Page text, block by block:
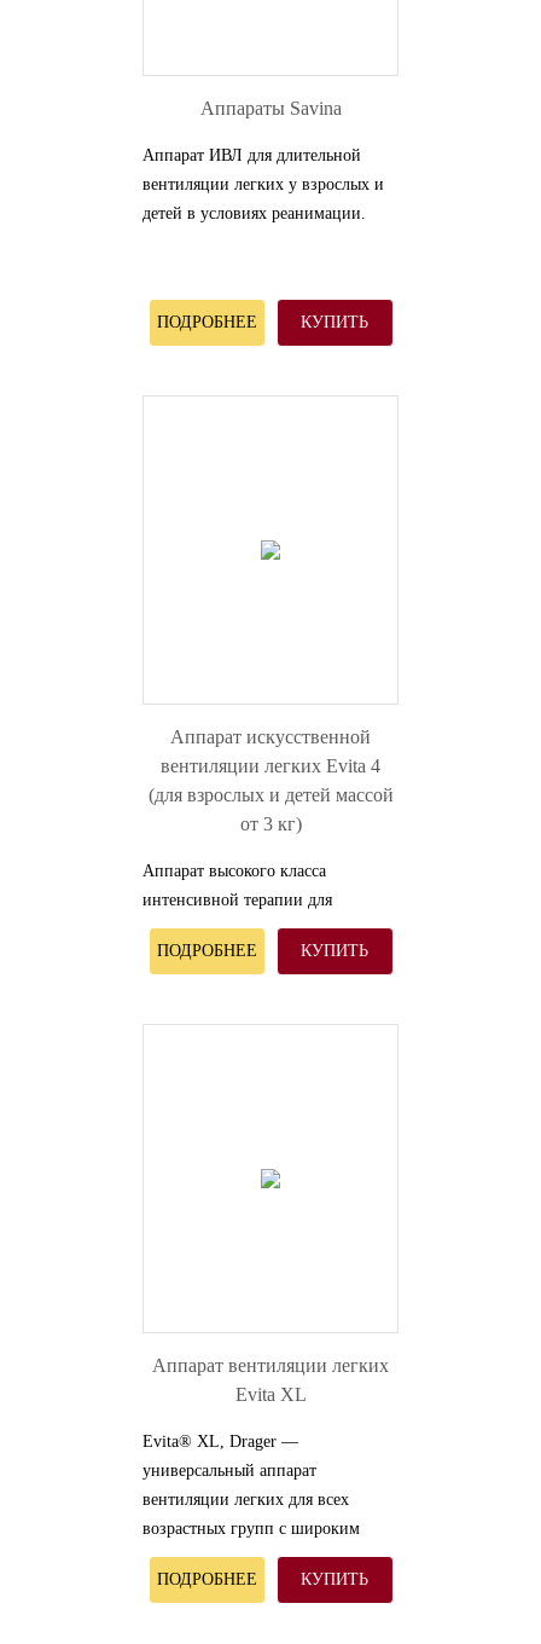
Аппараты Savina
Аппарат ИВЛ для длительной
вентиляции легких у взрослых и
детей в условиях реанимации.
ПОДРОБНЕЕ КУПИТЬ
Аппарат искусственной
вентиляции легких Evita 4
(для взрослых и детей массой
от 3 кг)
Аппарат высокого класса
интенсивной терапии для
взрослых и детей массой от 3 кг.
ПОДРОБНЕЕ
КУПИТЬ
Аппарат вентиляции легких
Evita XL
Evita® XL, Drager —
универсальный аппарат
вентиляции легких для всех
возрастных групп с широким
спектром контролируемых и
спонтанных режимов вентиляции.
ПОДРОБНЕЕ КУПИТЬ